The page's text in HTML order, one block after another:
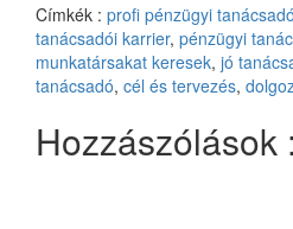
Címkék : profi pénzügyi tanácsadó
tanácsadói karrier, pénzügyi
munkatársakat keresek, jó
tanácsadó, cél és tervezés,
Hozzászólások :